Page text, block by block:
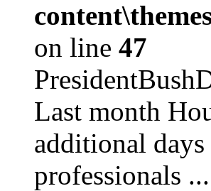
on line 47
Last month
additional
professionals ...